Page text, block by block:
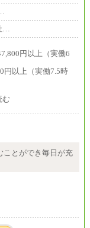
…
円以上（実働6
実働7.5時
時間）
6時間）
）
ことができ毎日が充